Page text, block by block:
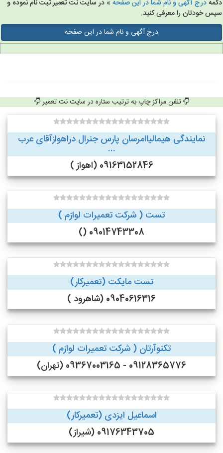
درج آگهی و نام شما در این صفحه» در سایت نت تعمیر ثبت نام نموده و
خودتان را معرفی کنید.
درج آگهی و نام شما در این صفحه
تلفن مراکز چاپ به ترتیب ستاره در سایت نت تعمیر
نمایندگی هیمالیاامرسان پارس جنرال دراهوازآقای عرب
...
09163152846 (اهواز )
تست ( شرکت تعمیرات لوازم )
09014743308 ()
تست مایکت (تعمیرکار)
09040616316 (شاهرود )
تکنوآرتان ( شرکت تعمیرات لوازم )
09128365776 - 09367003165 (تهران)
اسماعیل ایزدی (تعمیرکار)
09176343705 (شیراز)